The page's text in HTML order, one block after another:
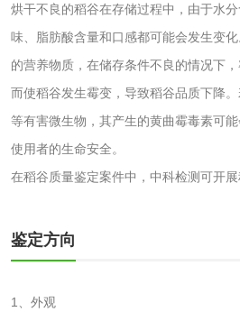
烘干不良的稻谷在存储过程中，由于水
味、脂肪酸含量和口感都可能会发生变
的营养物质，在储存条件不良的情况下
而使稻谷发生霉变，导致稻谷品质下降
等有害微生物，其产生的黄曲霉毒素可
使用者的生命安全。
在稻谷质量鉴定案件中，中科检测可开展
鉴定方向
1、外观
水处理剂
水处理药剂检测
检测
三氯异氰尿酸检